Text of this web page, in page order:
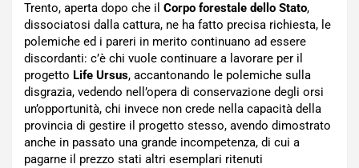
Trento, aperta dopo che il Corpo forestale dello Stato,
dissociatosi dalla cattura, ne ha fatto precisa richiesta, le
polemiche ed i pareri in merito continuano ad essere
discordanti: c’è chi vuole continuare a lavorare per il
progetto Life Ursus, accantonando le polemiche sulla
disgrazia, vedendo nell’opera di conservazione degli orsi
un’opportunità, chi invece non crede nella capacità della
provincia di gestire il progetto stesso, avendo dimostrato
anche in passato una grande incompetenza, di cui a
pagarne il prezzo stati altri esemplari ritenuti